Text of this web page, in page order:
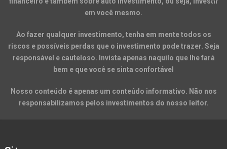
em você mesmo.
Ao fazer qualquer investimento, tenha em mente todos os
riscos e possíveis perdas que o investimento pode trazer. Seja
responsável e cauteloso. Invista apenas naquilo que lhe fará
bem e que você se sinta confortável
Nosso conteúdo é apenas um conteúdo informativo. Não nos
responsabilizamos pelos investimentos do nosso leitor.